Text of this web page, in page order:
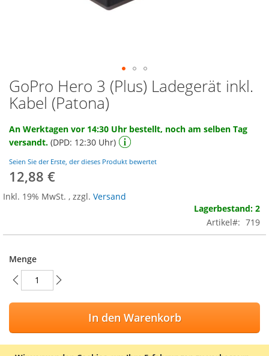
Zum
Anfang
der
springen
GoPro Hero 3 (Plus) Ladegerät inkl.
Kabel (Patona)
An Werktagen vor 14:30 Uhr bestellt, noch am selben Tag
versandt. (DPD: 12:30 Uhr)
Seien Sie der Erste, der dieses Produkt bewertet
12,88 €
Inkl. 19% MwSt. , zzgl. Versand
Lagerbestand: 2
Artikel
719
Menge
In den Warenkorb